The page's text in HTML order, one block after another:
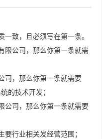
致，且必须写在第一条。
限公司，那么你第一条就需
司，那么你第一条就需要
的技术开发；
公司，那么你第一条就需要
行业相关发经营范围；